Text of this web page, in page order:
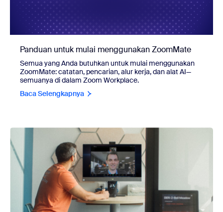
Panduan untuk mulai menggunakan ZoomMate
Semua yang Anda butuhkan untuk mulai menggunakan
ZoomMate: catatan, pencarian, alur kerja, dan alat AI—
semuanya di dalam Zoom Workplace.
Baca Selengkapnya